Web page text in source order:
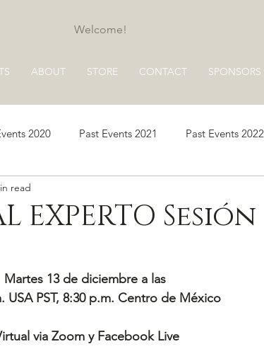
Welcome!
ABOUT STORE CONTACT SPONSORS
2020 Past Events 2021 Past Events 2022
Events 2026
EXPERTO Sesión
read
Martes 13 de diciembre a las
USA PST, 8:30 p.m. Centro de México
via Zoom y Facebook Live